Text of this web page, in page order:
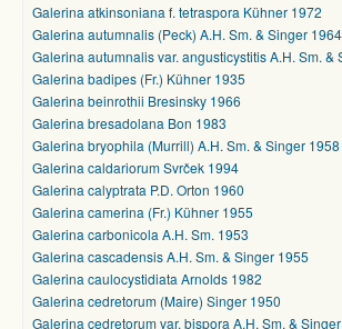
Galerina atkinsoniana f. tetraspora Kühner 1972
Galerina autumnalis (Peck) A.H. Sm. & Singer 1964
Galerina autumnalis var. angusticystitis A.H. Sm. &
Galerina badipes (Fr.) Kühner 1935
Galerina beinrothii Bresinsky 1966
Galerina bresadolana Bon 1983
Galerina bryophila (Murrill) A.H. Sm. & Singer 1958
Galerina caldariorum Svrček 1994
Galerina calyptrata P.D. Orton 1960
Galerina camerina (Fr.) Kühner 1955
Galerina carbonicola A.H. Sm. 1953
Galerina cascadensis A.H. Sm. & Singer 1955
Galerina caulocystidiata Arnolds 1982
Galerina cedretorum (Maire) Singer 1950
Galerina cedretorum var. bispora A.H. Sm. &